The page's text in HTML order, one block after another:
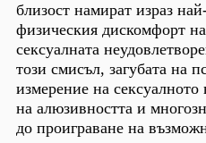
близост намират израз
физическия дискомфорт
сексуалната
този смисъл, загубата на
измерение на
на алюзивността и
до проиграване на